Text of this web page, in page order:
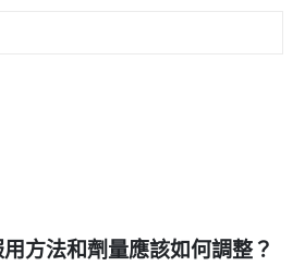
方法和劑量應該如何調整？